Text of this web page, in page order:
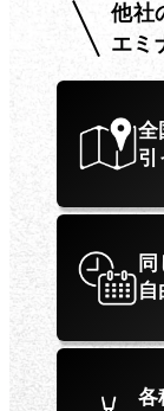
他社
エミ
全
引
自
各